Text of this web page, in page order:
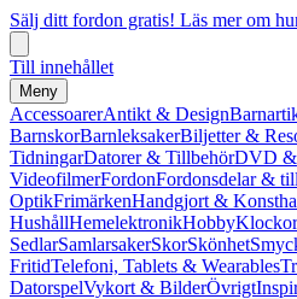
Sälj ditt fordon gratis! Läs mer om
Till innehållet
Meny
AccessoarerAntikt & Design
BarnskorBarnleksakerBiljetter &
TidningarDatorer & TillbehörDVD &
VideofilmerFordonFordonsdelar &
OptikFrimärkenHandgjort &
HushållHemelektronikHobbyKlockor
SedlarSamlarsakerSkorSkönhet
FritidTelefoni, Tablets & Wearables
DatorspelVykort & BilderÖvrigt